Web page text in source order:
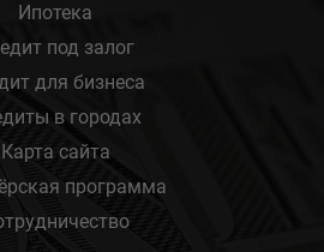
Ипотека
под залог
для бизнеса
в городах
Карта сайта
программа